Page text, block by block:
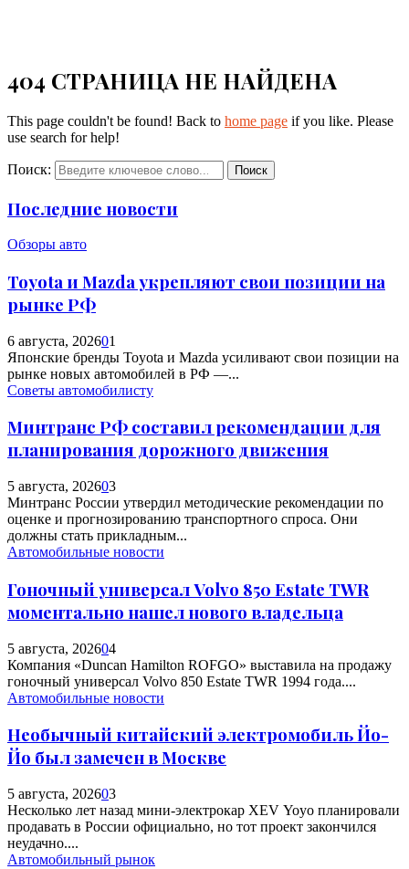
404 СТРАНИЦА НЕ НАЙДЕНА
This page couldn't be found! Back to home page if you like. Please
use search for help!
Поиск: Поиск
Последние новости
Обзоры авто
Toyota и Mazda укрепляют свои позиции на
рынке РФ
6 августа, 202601
Японские бренды Toyota и Mazda усиливают свои позиции на
рынке новых автомобилей в РФ —...
Советы автомобилисту
Минтранс РФ составил рекомендации для
планирования дорожного движения
5 августа, 202603
Минтранс России утвердил методические рекомендации по
оценке и прогнозированию транспортного спроса. Они
должны стать прикладным...
Автомобильные новости
Гоночный универсал Volvo 850 Estate TWR
моментально нашел нового владельца
5 августа, 202604
Компания «Duncan Hamilton ROFGO» выставила на продажу
гоночный универсал Volvo 850 Estate TWR 1994 года....
Автомобильные новости
Необычный китайский электромобиль Йо-
Йо был замечен в Москве
5 августа, 202603
Несколько лет назад мини-электрокар XEV Yoyo планировали
продавать в России официально, но тот проект закончился
неудачно....
Автомобильный рынок